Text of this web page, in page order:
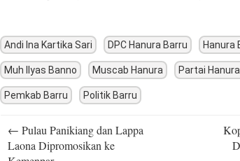
Andi Ina Kartika Sari DPC Hanura Barru Hanura
Muh Ilyas Banno Muscab Hanura Partai
Pemkab Barru Politik Barru
navigation
← Pulau Panikiang dan Lappa
Laona Dipromosikan ke